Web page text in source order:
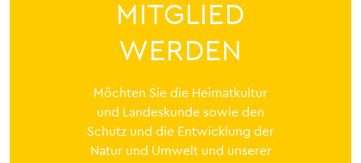
MITGLIED
WERDEN
Möchten Sie die Heimatkultur
und Landeskunde sowie den
Schutz und die Entwicklung der
Natur und Umwelt und unserer